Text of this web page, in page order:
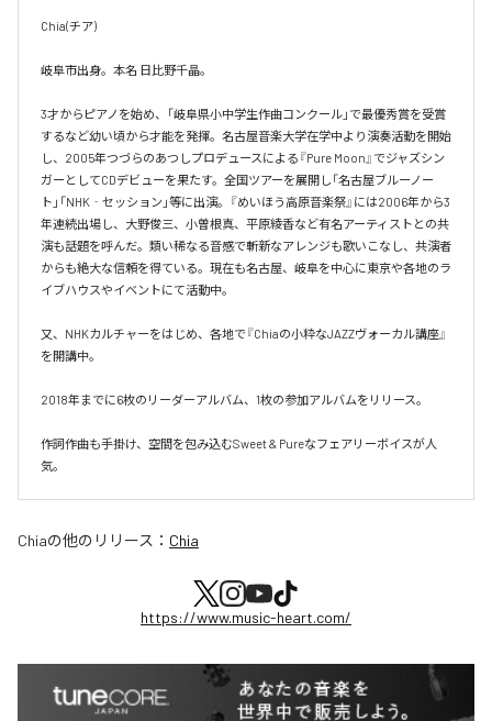
Chia(チア)
岐阜市出身。本名 日比野千晶。
3才からピアノを始め、「岐阜県小中学生作曲コンクール」で最優秀賞を受賞
するなど幼い頃から才能を発揮。名古屋音楽大学在学中より演奏活動を開始
し、2005年つづらのあつしプロデュースによる『Pure Moon』でジャズシン
ガーとしてCDデビューを果たす。全国ツアーを展開し「名古屋ブルーノー
ト」「NHK‐セッション」等に出演。『めいほう高原音楽祭』には2006年から3
年連続出場し、大野俊三、小曽根真、平原綾香など有名アーティストとの共
演も話題を呼んだ。類い稀なる音感で斬新なアレンジも歌いこなし、共演者
からも絶大な信頼を得ている。現在も名古屋、岐阜を中心に東京や各地のラ
イブハウスやイベントにて活動中。
又、NHKカルチャーをはじめ、各地で『Chiaの小粋なJAZZヴォーカル講座』
を開講中。
2018年までに6枚のリーダーアルバム、1枚の参加アルバムをリリース。
作詞作曲も手掛け、空間を包み込むSweet & Pureなフェアリーボイスが人
気。
Chiaの他のリリース： Chia
https://www.music-heart.com/